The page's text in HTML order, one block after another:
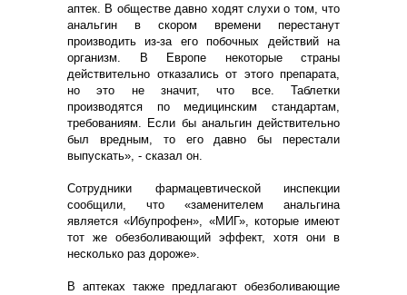
аптек. В обществе давно ходят слухи о том, что
анальгин в скором времени перестанут
производить из-за его побочных действий на
организм. В Европе некоторые страны
действительно отказались от этого препарата,
но это не значит, что все. Таблетки
производятся по медицинским стандартам,
требованиям. Если бы анальгин действительно
был вредным, то его давно бы перестали
выпускать», - сказал он.
Сотрудники фармацевтической инспекции
сообщили, что «заменителем анальгина
является «Ибупрофен», «МИГ», которые имеют
тот же обезболивающий эффект, хотя они в
несколько раз дороже».
В аптеках также предлагают обезболивающие